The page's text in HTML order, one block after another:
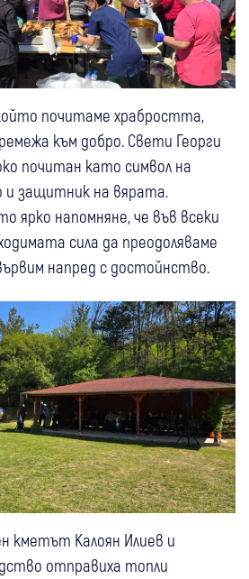
почитаме храбростта,
към добро. Свети Георги
почитан като символ на
и защитник на вярата.
ярко напомняне, че във всеки
сила да преодоляваме
напред с достойнство.
кметът Калоян Илиев и
отправиха топли